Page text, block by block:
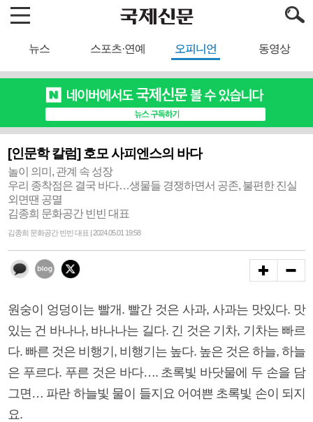
뉴스 스포츠·연예 오피니언 동영상
[인문학 칼럼] 호모 사피엔스의 바다
놀이 의미, 관계 속 성장
우리 종착점은 결국 바다…생물들 경쟁하면서 공존, 불편한 진실
외면땐 공멸
김종희 문화공간 빈빈 대표
김종희 문화공간 빈빈 대표 | 2024.05.01 19:58
원숭이 엉덩이는 빨개. 빨간 것은 사과, 사과는 맛있다. 맛
있는 건 바나나, 바나나는 길다. 긴 것은 기차, 기차는 빠르
다. 빠른 것은 비행기, 비행기는 높다. 높은 것은 하늘, 하늘
은 푸르다. 푸른 것은 바다…. 초록빛 바닷물에 두 손을 담
그면… 파란 하늘빛 물이 들지요 어여쁜 초록빛 손이 되지
요.